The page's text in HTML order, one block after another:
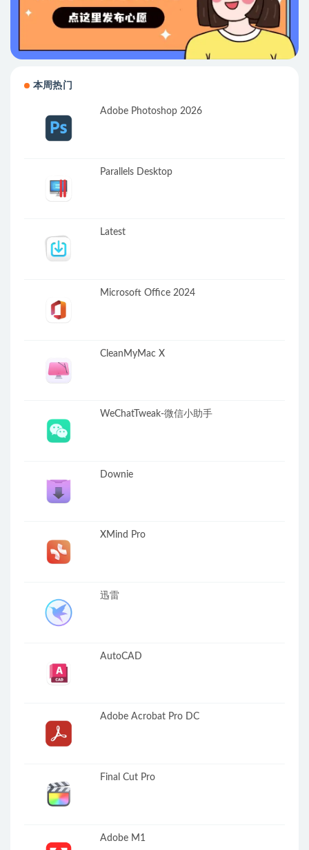
本周热门
Adobe Photoshop 2026
Parallels Desktop
Latest
Microsoft Office 2024
CleanMyMac X
WeChatTweak-微信小助手
Downie
XMind Pro
迅雷
AutoCAD
Adobe Acrobat Pro DC
Final Cut Pro
Adobe M1